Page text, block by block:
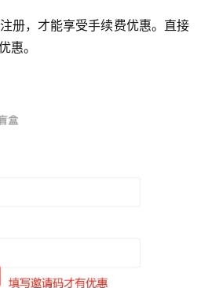
册，才能享受手续费优惠。直接
惠。